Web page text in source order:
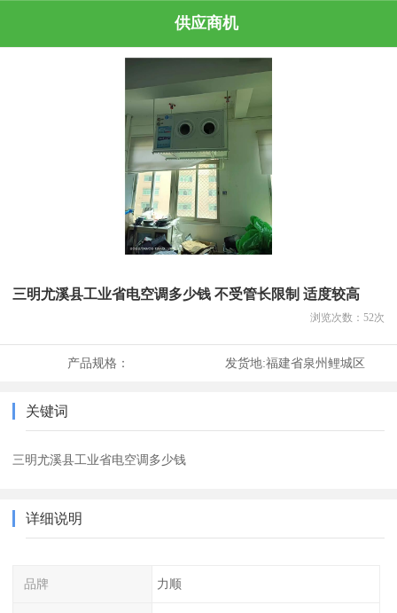
供应商机
三明尤溪县工业省电空调多少钱 不受管长限制 适度较高
浏览次数： 52次
产品规格： 发货地:福建省泉州鲤城区
关键词
三明尤溪县工业省电空调多少钱
详细说明
品牌 力顺